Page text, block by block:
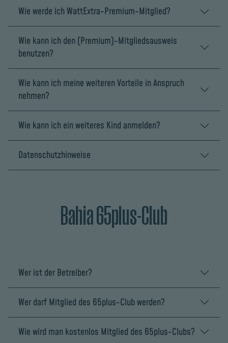
Wie werde ich WattExtra-Premium-Mitglied?
Wie kann ich den (Premium)-Mitgliedsausweis
benutzen?
Wie kann ich meine weiteren Vorteile in Anspruch
nehmen?
Wie kann ich ein weiteres Kind anmelden?
Datenschutzhinweise
Bahia 65plus-Club
Wer ist der Betreiber?
Wer darf Mitglied des 65plus-Club werden?
Wie wird man kostenlos Mitglied des 65plus-Clubs?